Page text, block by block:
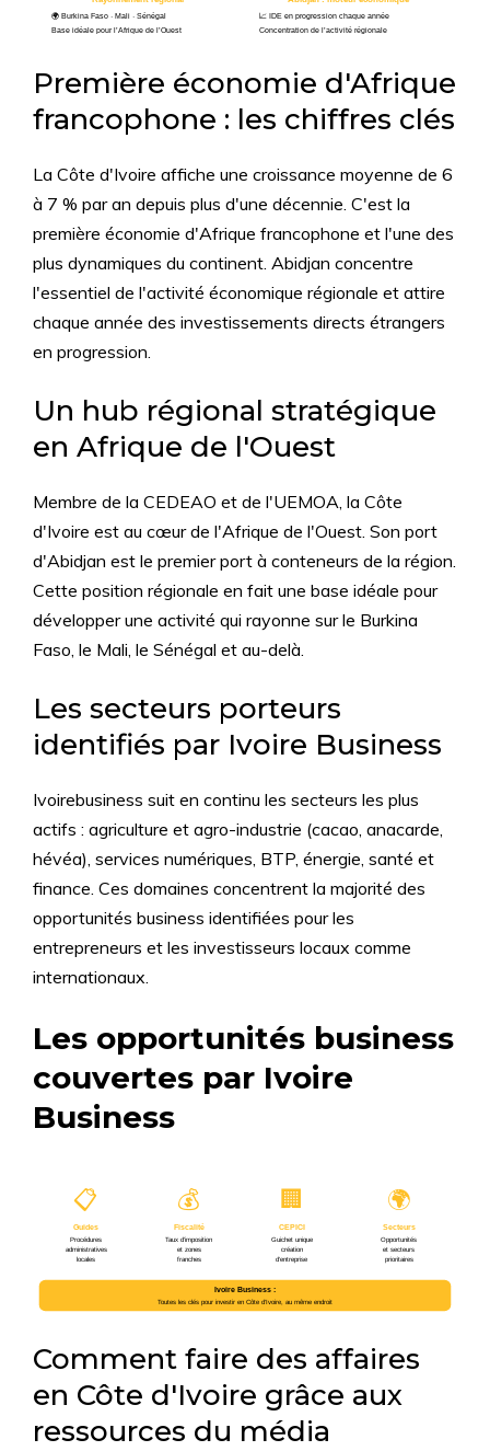
🌍 Burkina Faso · Mali · Sénégal
Base idéale pour l’Afrique de l’Ouest
📈 IDE en progression chaque année
Concentration de l’activité régionale
Première économie d'Afrique
francophone : les chiffres clés
La Côte d'Ivoire affiche une croissance moyenne de 6
à 7 % par an depuis plus d'une décennie. C'est la
première économie d'Afrique francophone et l'une des
plus dynamiques du continent. Abidjan concentre
l'essentiel de l'activité économique régionale et attire
chaque année des investissements directs étrangers
en progression.
Un hub régional stratégique
en Afrique de l'Ouest
Membre de la CEDEAO et de l'UEMOA, la Côte
d'Ivoire est au cœur de l'Afrique de l'Ouest. Son port
d'Abidjan est le premier port à conteneurs de la région.
Cette position régionale en fait une base idéale pour
développer une activité qui rayonne sur le Burkina
Faso, le Mali, le Sénégal et au-delà.
Les secteurs porteurs
identifiés par Ivoire Business
Ivoirebusiness suit en continu les secteurs les plus
actifs : agriculture et agro-industrie (cacao, anacarde,
hévéa), services numériques, BTP, énergie, santé et
finance. Ces domaines concentrent la majorité des
opportunités business identifiées pour les
entrepreneurs et les investisseurs locaux comme
internationaux.
Les opportunités business
couvertes par Ivoire
Business
📋
Guides
Procédures
administratives
locales
💰
Fiscalité
Taux d’imposition
et zones
franches
🏢
CEPICI
Guichet unique
création
d’entreprise
🌍
Secteurs
Opportunités
et secteurs
prioritaires
Ivoire Business :
Toutes les clés pour investir en Côte d’Ivoire, au même endroit
Comment faire des affaires
en Côte d'Ivoire grâce aux
ressources du média